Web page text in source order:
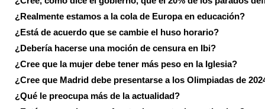
¿Realmente estamos a la cola de Europa en educación?
¿Está de acuerdo que se cambie el huso horario?
¿Debería hacerse una moción de censura en Ibi?
¿Cree que la mujer debe tener más peso en la Iglesia?
¿Cree que Madrid debe presentarse a los Olimpiadas de
¿Qué le preocupa más de la actualidad?